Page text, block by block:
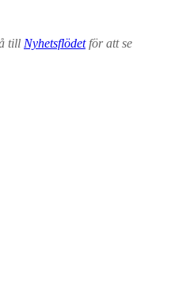
till Nyhetsflödetför att se